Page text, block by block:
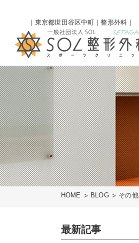
｜東京都世田谷区中町｜整形外科｜
HOME BLOG その他
最新記事